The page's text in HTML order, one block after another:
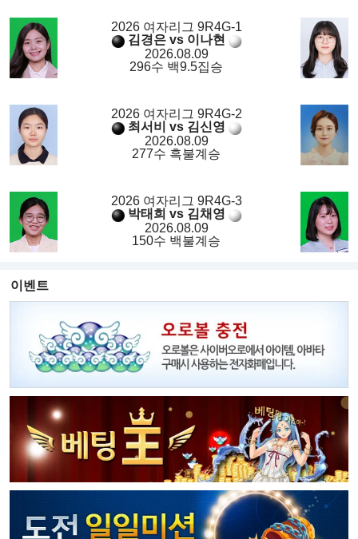
2026 여자리그 9R4G-1
김경은 vs 이나현
2026.08.09
296수 백9.5집승
2026 여자리그 9R4G-2
최서비 vs 김신영
2026.08.09
277수 흑불계승
2026 여자리그 9R4G-3
박태희 vs 김채영
2026.08.09
150수 백불계승
이벤트